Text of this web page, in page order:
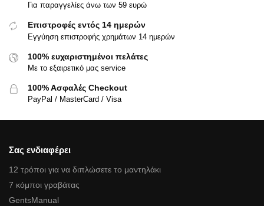
Για παραγγελίες άνω των 59 ευρώ
Επιστροφές εντός 14 ημερών
Εγγύηση επιστροφής χρημάτων 14 ημερών
100% ευχαριστημένοι πελάτες
Με το εξαιρετικό μας service
100% Ασφαλές Checkout
PayPal / MasterCard / Visa
Σας ενδιαφέρει
12 τρόποι για να διπλώσετε το μαντηλάκι
7 κόμποι γραβάτας
GentsManual